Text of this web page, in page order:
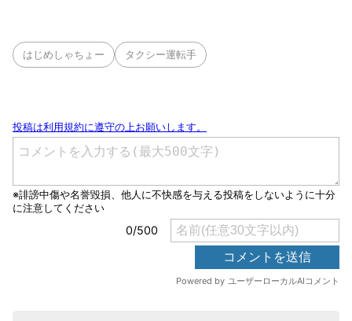
はじめしゃちょー タクシー運転手